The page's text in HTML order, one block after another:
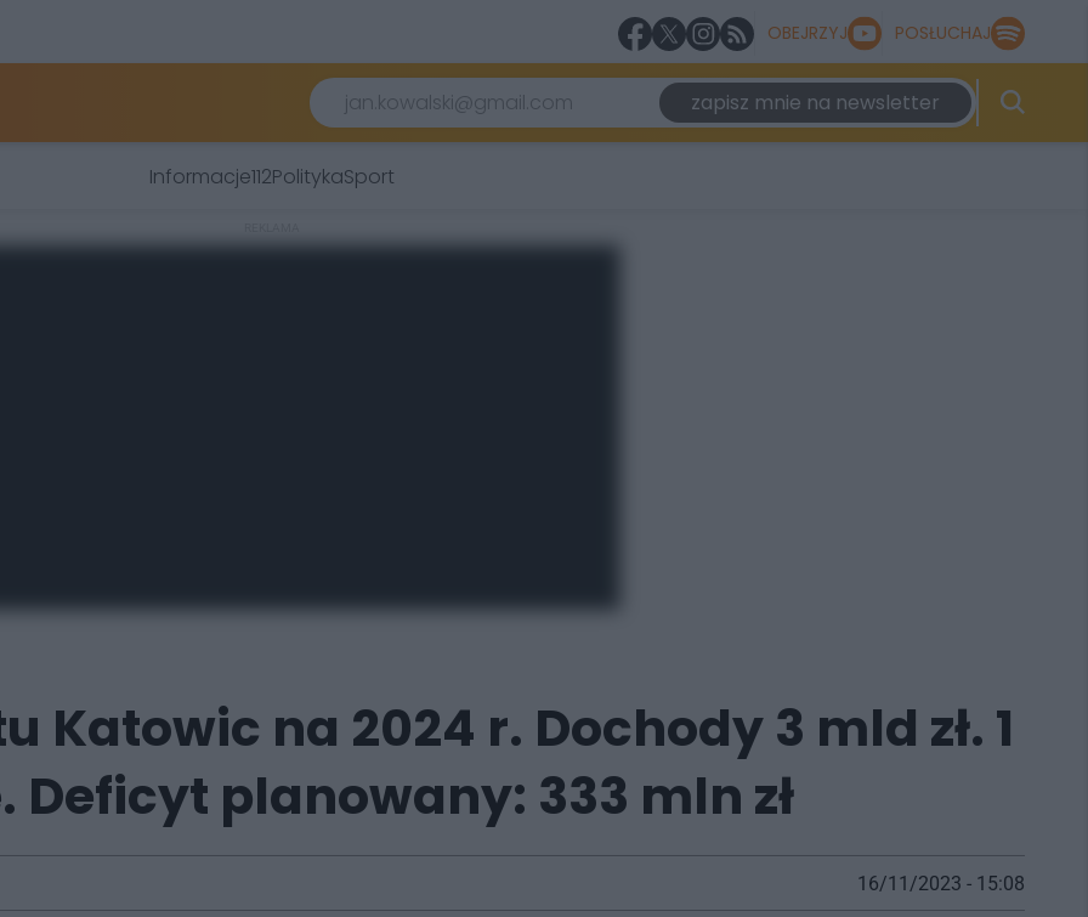
OBEJRZYJ POSŁUCHAJ
zapisz mnie na newsletter
Informacje112PolitykaSport
Katowic na 2024 r. Dochody 3 mld zł. 1
Deficyt planowany: 333 mln zł
16/11/2023 - 15:08